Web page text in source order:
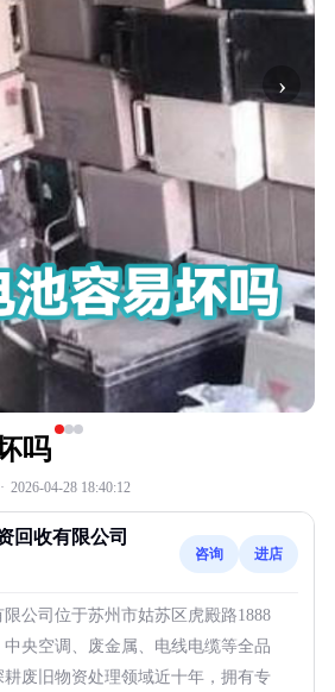
›
吗
· 2026-04-28 18:40:12
回收有限公司
咨询 进店
公司位于苏州市姑苏区虎殿路1888
央空调、废金属、电线电缆等全品
废旧物资处理领域近十年，拥有专